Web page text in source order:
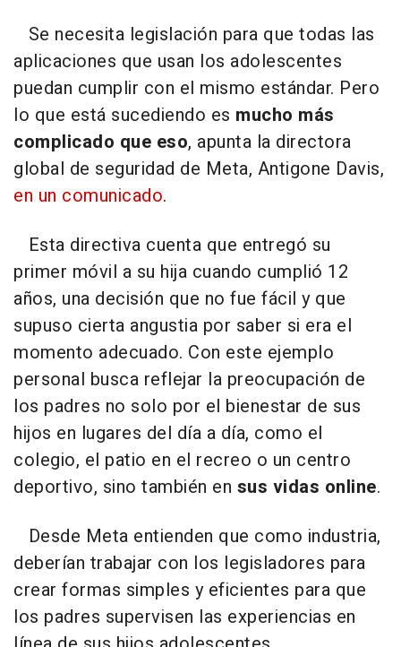
Se necesita legislación para que todas las
aplicaciones que usan los adolescentes
puedan cumplir con el mismo estándar. Pero
lo que está sucediendo es mucho más
complicado que eso, apunta la directora
global de seguridad de Meta, Antigone Davis,
en un comunicado.
Esta directiva cuenta que entregó su
primer móvil a su hija cuando cumplió 12
años, una decisión que no fue fácil y que
supuso cierta angustia por saber si era el
momento adecuado. Con este ejemplo
personal busca reflejar la preocupación de
los padres no solo por el bienestar de sus
hijos en lugares del día a día, como el
colegio, el patio en el recreo o un centro
deportivo, sino también en sus vidas online.
Desde Meta entienden que como industria,
deberían trabajar con los legisladores para
crear formas simples y eficientes para que
los padres supervisen las experiencias en